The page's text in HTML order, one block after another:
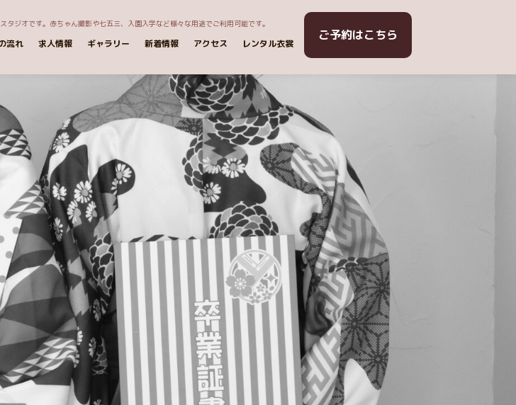
ジオです。赤ちゃん撮影や七五三、入園入学など様々な用途でご利用可能です。
流れ 求人情報 ギャラリー 新着情報 アクセス レンタル衣裳
ご予約はこちら